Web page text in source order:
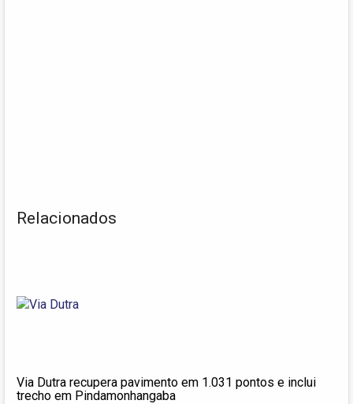
Relacionados
Via Dutra recupera pavimento em 1.031 pontos e inclui
trecho em Pindamonhangaba